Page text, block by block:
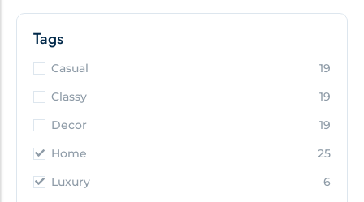
Tags
Casual
19
Classy
19
Decor
19
Home
25
Luxury
6